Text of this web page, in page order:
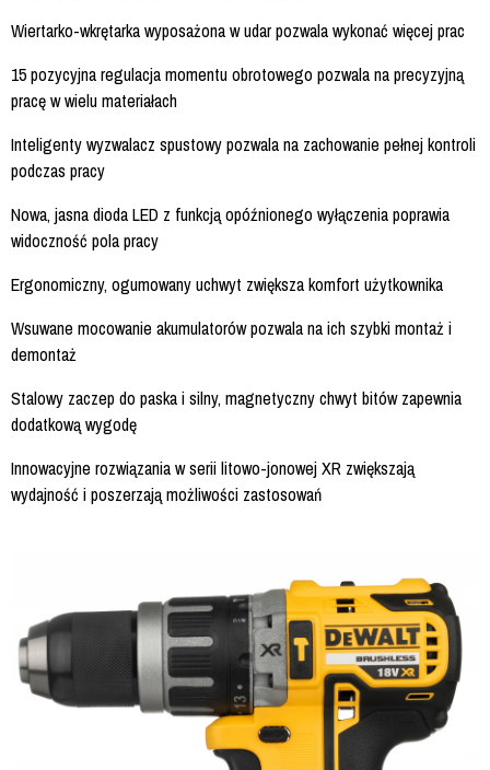
Wiertarko-wkrętarka wyposażona w udar pozwala wykonać więcej prac
15 pozycyjna regulacja momentu obrotowego pozwala na precyzyjną
pracę w wielu materiałach
Inteligenty wyzwalacz spustowy pozwala na zachowanie pełnej kontroli
podczas pracy
Nowa, jasna dioda LED z funkcją opóźnionego wyłączenia poprawia
widoczność pola pracy
Ergonomiczny, ogumowany uchwyt zwiększa komfort użytkownika
Wsuwane mocowanie akumulatorów pozwala na ich szybki montaż i
demontaż
Stalowy zaczep do paska i silny, magnetyczny chwyt bitów zapewnia
dodatkową wygodę
Innowacyjne rozwiązania w serii litowo-jonowej XR zwiększają
wydajność i poszerzają możliwości zastosowań